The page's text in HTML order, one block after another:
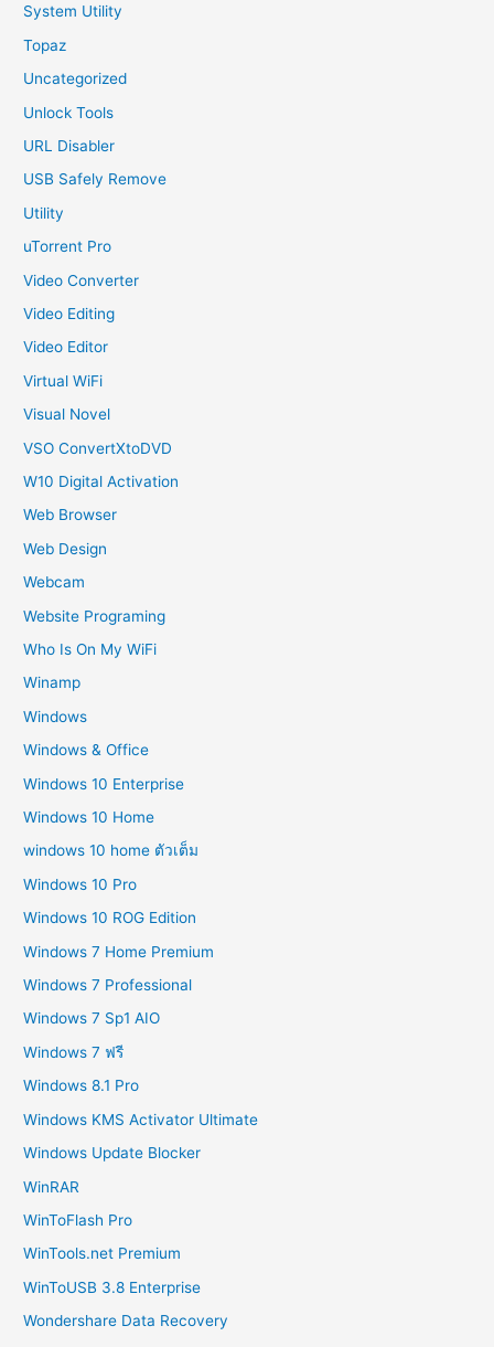
System Utility
Topaz
Uncategorized
Unlock Tools
URL Disabler
USB Safely Remove
Utility
uTorrent Pro
Video Converter
Video Editing
Video Editor
Virtual WiFi
Visual Novel
VSO ConvertXtoDVD
W10 Digital Activation
Web Browser
Web Design
Webcam
Website Programing
Who Is On My WiFi
Winamp
Windows
Windows & Office
Windows 10 Enterprise
Windows 10 Home
windows 10 home ตัวเต็ม
Windows 10 Pro
Windows 10 ROG Edition
Windows 7 Home Premium
Windows 7 Professional
Windows 7 Sp1 AIO
Windows 7 ฟรี
Windows 8.1 Pro
Windows KMS Activator Ultimate
Windows Update Blocker
WinRAR
WinToFlash Pro
WinTools.net Premium
WinToUSB 3.8 Enterprise
Wondershare Data Recovery